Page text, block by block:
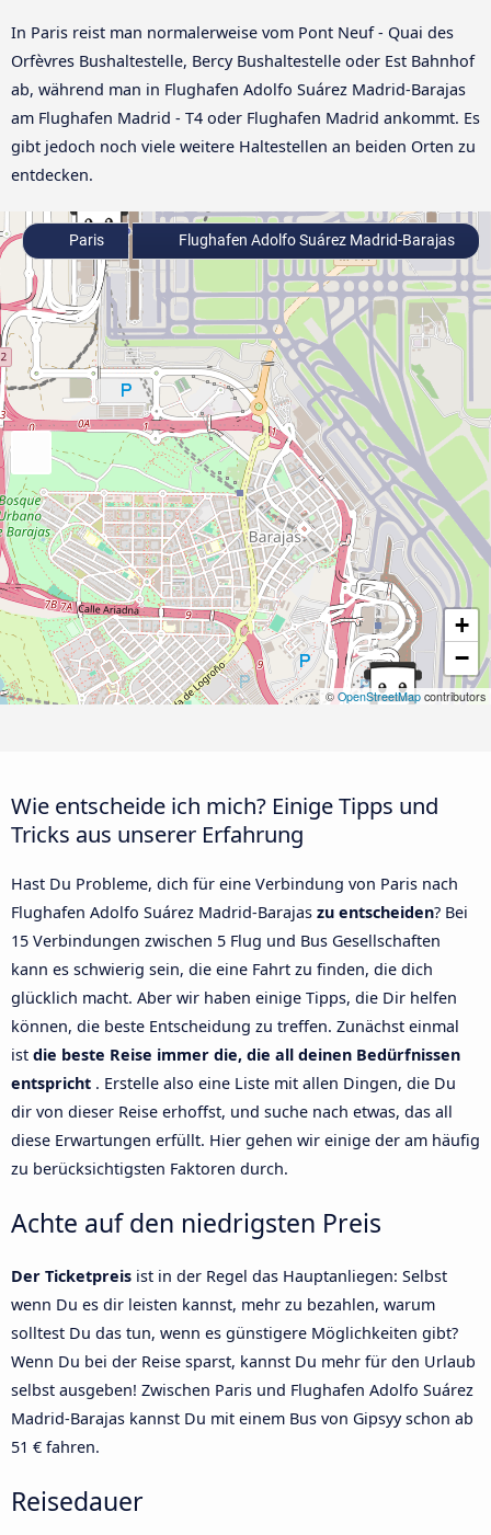
In Paris reist man normalerweise vom Pont Neuf - Quai des
Orfèvres Bushaltestelle, Bercy Bushaltestelle oder Est Bahnhof
ab, während man in Flughafen Adolfo Suárez Madrid-Barajas
am Flughafen Madrid - T4 oder Flughafen Madrid ankommt. Es
gibt jedoch noch viele weitere Haltestellen an beiden Orten zu
entdecken.
+
−
© OpenStreetMap contributors
Paris Flughafen Adolfo Suárez Madrid-Barajas
Wie entscheide ich mich? Einige Tipps und
Tricks aus unserer Erfahrung
Hast Du Probleme, dich für eine Verbindung von Paris nach
Flughafen Adolfo Suárez Madrid-Barajas zu entscheiden? Bei
15 Verbindungen zwischen 5 Flug und Bus Gesellschaften
kann es schwierig sein, die eine Fahrt zu finden, die dich
glücklich macht. Aber wir haben einige Tipps, die Dir helfen
können, die beste Entscheidung zu treffen. Zunächst einmal
ist die beste Reise immer die, die all deinen Bedürfnissen
entspricht . Erstelle also eine Liste mit allen Dingen, die Du
dir von dieser Reise erhoffst, und suche nach etwas, das all
diese Erwartungen erfüllt. Hier gehen wir einige der am häufig
zu berücksichtigsten Faktoren durch.
Achte auf den niedrigsten Preis
Der Ticketpreis ist in der Regel das Hauptanliegen: Selbst
wenn Du es dir leisten kannst, mehr zu bezahlen, warum
solltest Du das tun, wenn es günstigere Möglichkeiten gibt?
Wenn Du bei der Reise sparst, kannst Du mehr für den Urlaub
selbst ausgeben! Zwischen Paris und Flughafen Adolfo Suárez
Madrid-Barajas kannst Du mit einem Bus von Gipsyy schon ab
51 € fahren.
Reisedauer